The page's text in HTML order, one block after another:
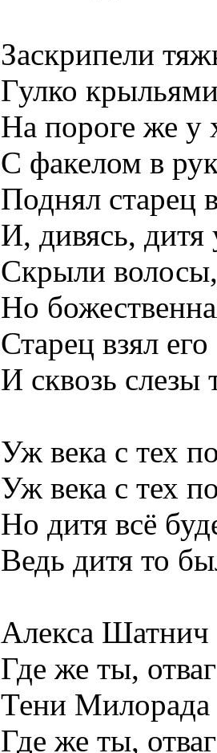
Заскрипели
Гулко
На пороге же у
С факелом в
Поднял старец
И, дивясь, дитя
Скрыли
Но
Старец взял
И сквозь
Уж века с тех
Уж века с тех
Но дитя всё
Ведь дитя то
Алекса Шатнич
Где же ты,
Тени
Где же ты,